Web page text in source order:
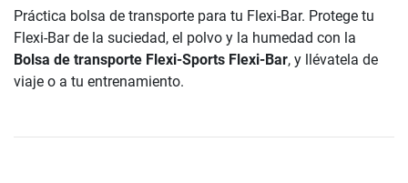
Práctica bolsa de transporte para tu Flexi-Bar. Protege tu
Flexi-Bar de la suciedad, el polvo y la humedad con la
Bolsa de transporte Flexi-Sports Flexi-Bar, y llévatela de
viaje o a tu entrenamiento.